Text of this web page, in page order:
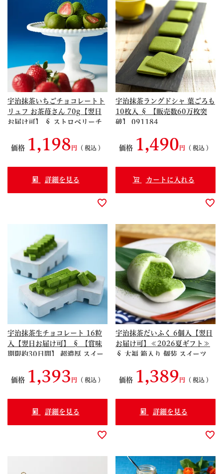
宇治抹茶いちごチョコレートト
リュフ お茶苺さん 70g【翌日
お届け可】 § ストロベリーチ
ゴ おちゃめさん 091318
価格 1,198 税込
詳細を見る
宇治抹茶ラングドシャ 葉ごろも
10枚入 § 【販売数60万枚突
破】 091184
価格 1,490 税込
カートに入れる
宇治抹茶生チョコレート 16粒
入【翌日お届け可】 § 【賞味
期限約30日間】 超濃厚 スイー
価格 1,393 税込
詳細を見る
宇治抹茶だいふく 6個入【翌日
お届け可】≪2026夏ギフト≫
§ 大福 箱入り 個装 スイーツ
価格 1,389 税込
詳細を見る